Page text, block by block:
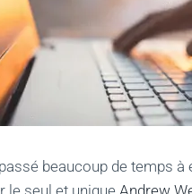
beaucoup de temps